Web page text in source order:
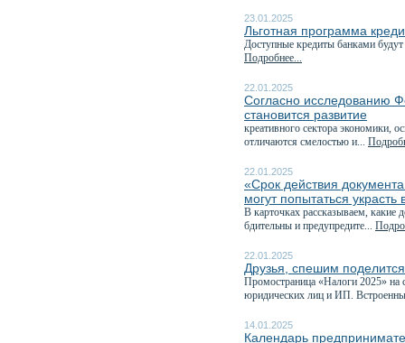
23.01.2025
Льготная программа
Доступные кредиты банками
Подробнее...
22.01.2025
Согласно исследованию
становится развитие
креативного сектора экономики,
отличаются смелостью и...
22.01.2025
«Срок действия
могут попытаться
В карточках рассказываем, какие
бдительны и предупредите...
22.01.2025
Друзья, спешим
Промостраница «Налоги 2025» на
юридических лиц и ИП.
14.01.2025
Календарь